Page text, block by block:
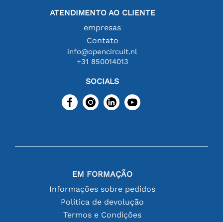
ATENDIMENTO AO CLIENTE
empresas
Contato
info@opencircuit.nl
+31 850014013
SOCIALS
EM FORMAÇÃO
Informações sobre pedidos
Política de devolução
Termos e Condições